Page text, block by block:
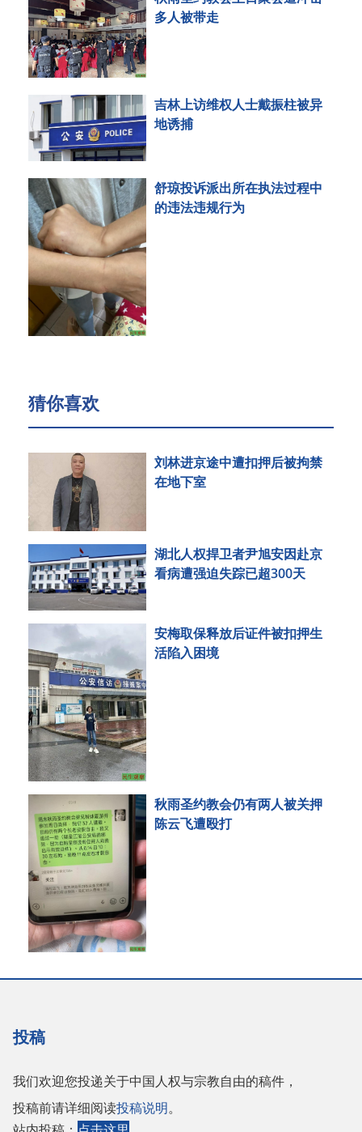
多人被带走
吉林上访维权人士戴振柱被异
地诱捕
舒琼投诉派出所在执法过程中
的违法违规行为
猜你喜欢
刘林进京途中遭扣押后被拘禁
在地下室
湖北人权捍卫者尹旭安因赴京
看病遭强迫失踪已超300天
安梅取保释放后证件被扣押生
活陷入困境
秋雨圣约教会仍有两人被关押
陈云飞遭殴打
投稿
我们欢迎您投递关于中国人权与宗教自由的稿件，
投稿前请详细阅读投稿说明。